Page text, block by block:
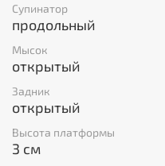
Супинатор
продольный
Мысок
открытый
Задник
открытый
Высота платформы
3 см